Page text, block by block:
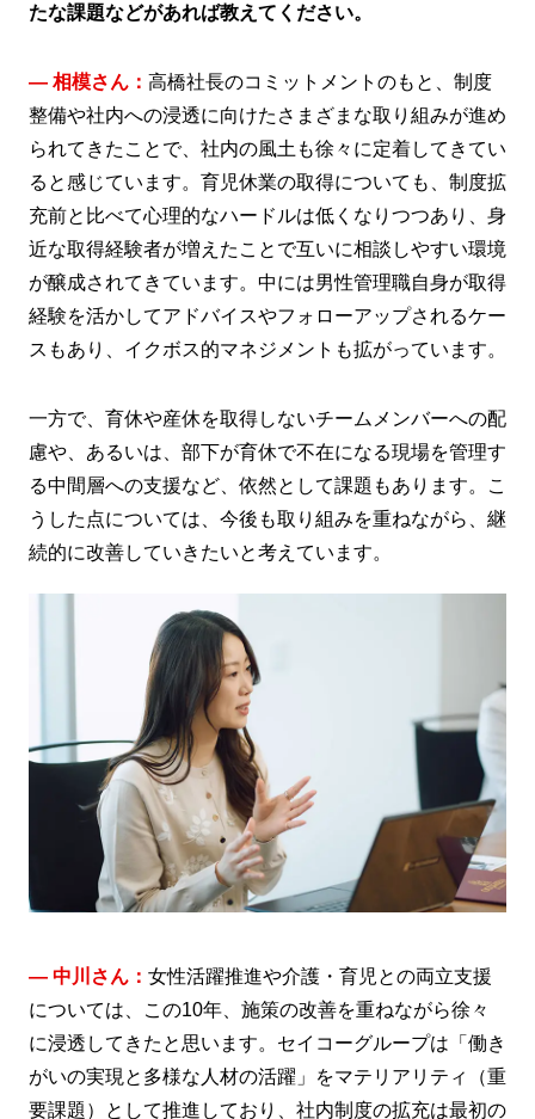
たな課題などがあれば教えてください。
― 相模さん： 高橋社長のコミットメントのもと、制度
整備や社内への浸透に向けたさまざまな取り組みが進め
られてきたことで、社内の風土も徐々に定着してきてい
ると感じています。育児休業の取得についても、制度拡
充前と比べて心理的なハードルは低くなりつつあり、身
近な取得経験者が増えたことで互いに相談しやすい環境
が醸成されてきています。中には男性管理職自身が取得
経験を活かしてアドバイスやフォローアップされるケー
スもあり、イクボス的マネジメントも拡がっています。
一方で、育休や産休を取得しないチームメンバーへの配
慮や、あるいは、部下が育休で不在になる現場を管理す
る中間層への支援など、依然として課題もあります。こ
うした点については、今後も取り組みを重ねながら、継
続的に改善していきたいと考えています。
― 中川さん： 女性活躍推進や介護・育児との両立支援
については、この10年、施策の改善を重ねながら徐々
に浸透してきたと思います。セイコーグループは「働き
がいの実現と多様な人材の活躍」をマテリアリティ（重
要課題）として推進しており、社内制度の拡充は最初の